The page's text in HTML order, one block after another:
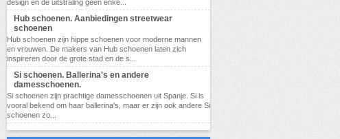
design en de uitstraling geen enke...
Hub schoenen. Aanbiedingen streetwear
schoenen
Hub schoenen zijn hippe schoenen voor moderne mannen
en vrouwen. De makers van Hub schoenen laten zich
inspireren door de grote stad en de s...
Si schoenen. Ballerina's en andere
damesschoenen.
Si schoenen zijn prachtige damesschoenen uit Spanje. Si is
vooral bekend om haar ballerina's, maar er zijn ook andere Si
schoenen zo...